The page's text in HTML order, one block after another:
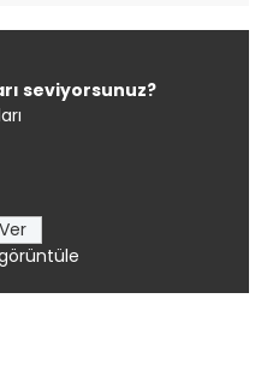
seviyorsunuz?